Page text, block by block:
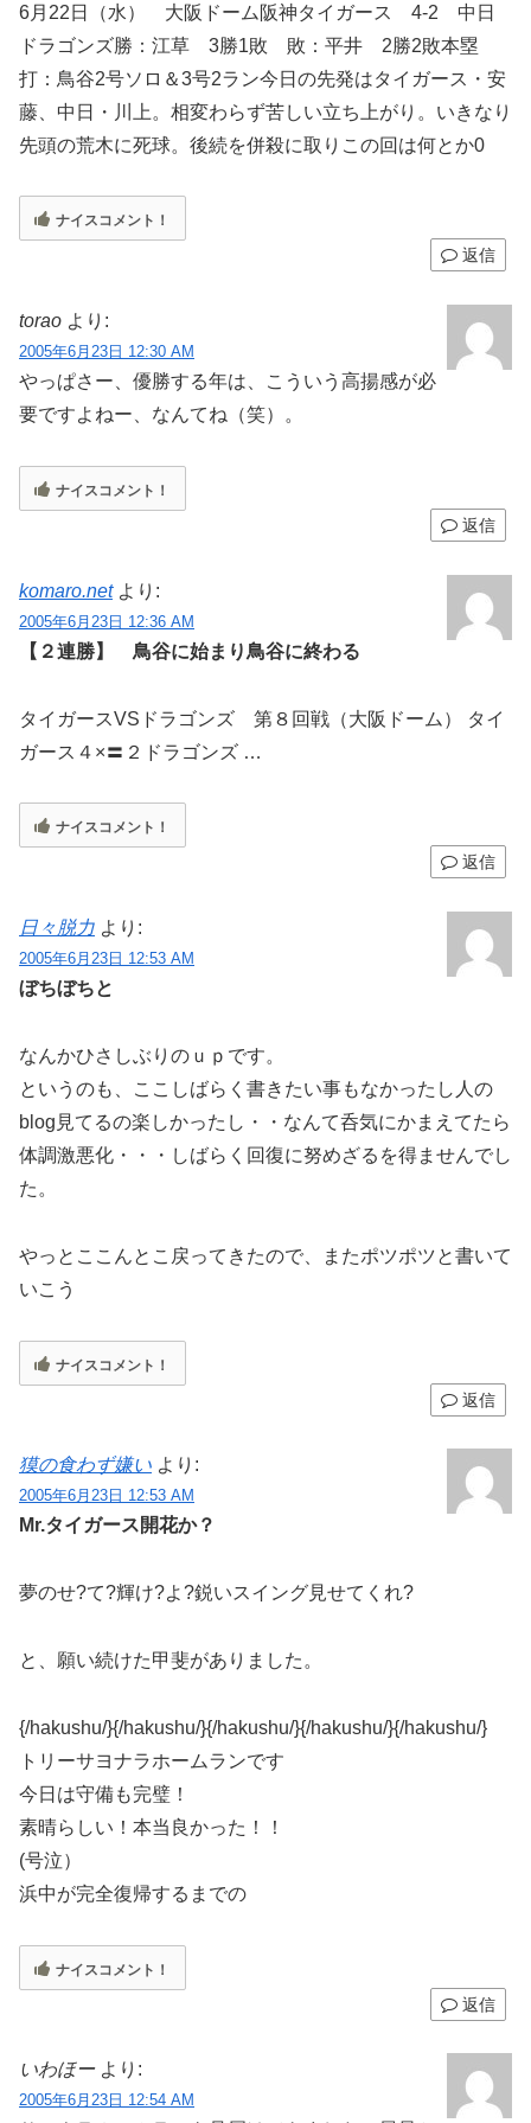
6月22日（水） 大阪ドーム阪神タイガース 4-2 中日
ドラゴンズ勝：江草 3勝1敗 敗：平井 2勝2敗本塁
打：鳥谷2号ソロ＆3号2ラン今日の先発はタイガース・安
藤、中日・川上。相変わらず苦しい立ち上がり。いきなり
先頭の荒木に死球。後続を併殺に取りこの回は何とか0
ナイスコメント！
返信
torao より:
2005年6月23日 12:30 AM
やっぱさー、優勝する年は、こういう高揚感が必
要ですよねー、なんてね（笑）。
ナイスコメント！
返信
komaro.net より:
2005年6月23日 12:36 AM
【２連勝】 鳥谷に始まり鳥谷に終わる
タイガースVSドラゴンズ 第８回戦（大阪ドーム） タイ
ガース４×〓２ドラゴンズ …
ナイスコメント！
返信
日々脱力 より:
2005年6月23日 12:53 AM
ぼちぼちと
なんかひさしぶりのｕｐです。
というのも、ここしばらく書きたい事もなかったし人の
blog見てるの楽しかったし・・なんて呑気にかまえてたら
体調激悪化・・・しばらく回復に努めざるを得ませんでし
た。
やっとここんとこ戻ってきたので、またポツポツと書いて
いこう
ナイスコメント！
返信
獏の食わず嫌い より:
2005年6月23日 12:53 AM
Mr.タイガース開花か？
夢のせ?て?輝け?よ?鋭いスイング見せてくれ?
と、願い続けた甲斐がありました。
{/hakushu/}{/hakushu/}{/hakushu/}{/hakushu/}{/hakushu/}
トリーサヨナラホームランです
今日は守備も完璧！
素晴らしい！本当良かった！！
(号泣）
浜中が完全復帰するまでの
ナイスコメント！
返信
いわほー より:
2005年6月23日 12:54 AM